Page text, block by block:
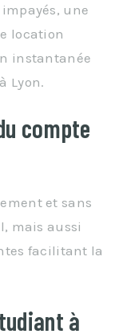
une
location
instantanée
Lyon.
compte
et sans
mais aussi
facilitant la
à